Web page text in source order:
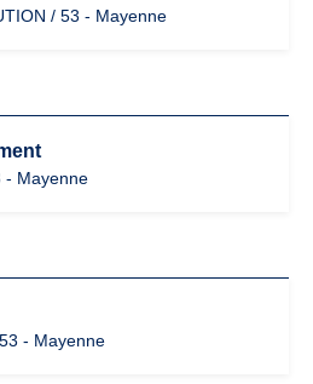
/ 53 - Mayenne
- Mayenne
- Mayenne